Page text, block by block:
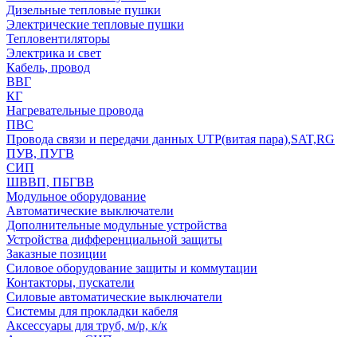
Дизельные тепловые пушки
Электрические тепловые пушки
Тепловентиляторы
Электрика и свет
Кабель, провод
ВВГ
КГ
Нагревательные провода
ПВС
Провода связи и передачи данных UTP(витая пара),SAT,RG
ПУВ, ПУГВ
СИП
ШВВП, ПБГВВ
Модульное оборудование
Автоматические выключатели
Дополнительные модульные устройства
Устройства дифференциальной защиты
Заказные позиции
Силовое оборудование защиты и коммутации
Контакторы, пускатели
Силовые автоматические выключатели
Системы для прокладки кабеля
Аксессуары для труб, м/р, к/к